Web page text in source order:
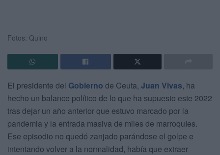
Fotos: Quino
El presidente del Gobierno de Ceuta, Juan Vivas, ha
hecho un balance político de lo que ha supuesto este 2022
tras dejar un año anterior que estuvo marcado por la
pandemia y la entrada masiva de miles de marroquíes.
Ese episodio no quedó zanjado parándose el golpe e
intentando volver a la normalidad, había que extraer